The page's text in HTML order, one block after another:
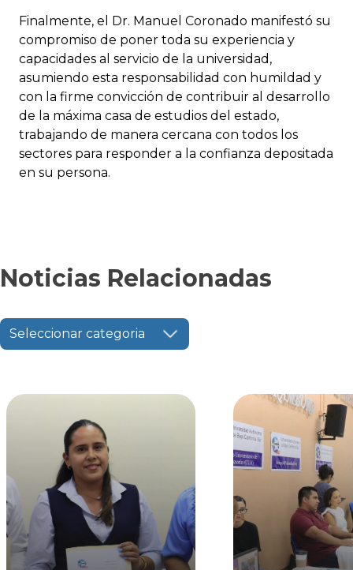
Finalmente, el Dr. Manuel Coronado manifestó su
compromiso de poner toda su experiencia y
capacidades al servicio de la universidad,
asumiendo esta responsabilidad con humildad y
con la firme convicción de contribuir al desarrollo
de la máxima casa de estudios del estado,
trabajando de manera cercana con todos los
sectores para responder a la confianza depositada
en su persona.
Noticias Relacionadas
Seleccionar categoria